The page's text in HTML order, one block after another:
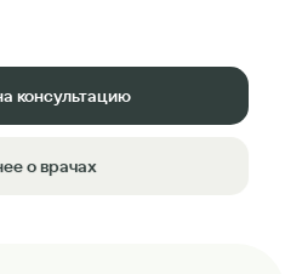
консультацию
о врачах